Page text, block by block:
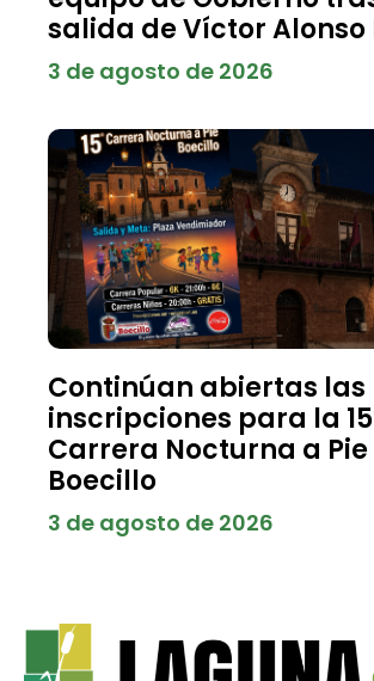
salida de Víctor Alonso
3 de agosto de 2026
Continúan abiertas las
inscripciones para la
Carrera Nocturna a
Boecillo
3 de agosto de 2026